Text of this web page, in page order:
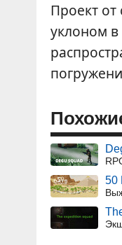
Проект
уклоном
50